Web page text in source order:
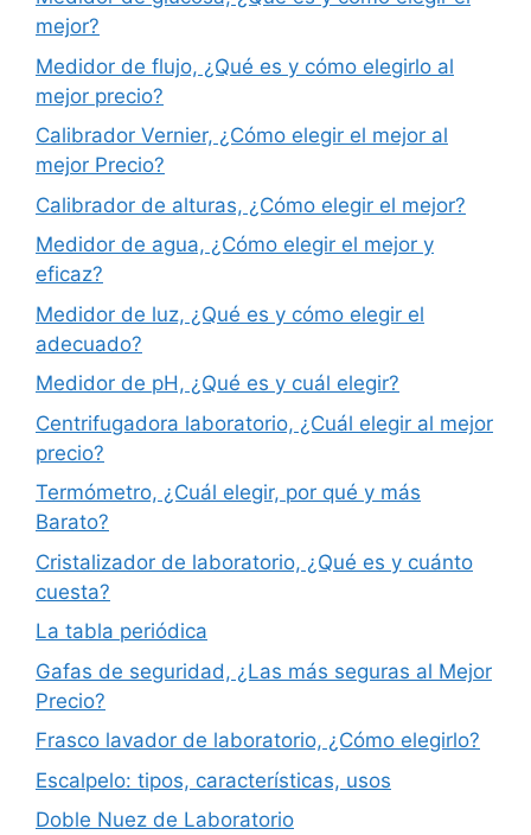
mejor?
Medidor de flujo, ¿Qué es y cómo elegirlo al
mejor precio?
Calibrador Vernier, ¿Cómo elegir el mejor al
mejor Precio?
Calibrador de alturas, ¿Cómo elegir el mejor?
Medidor de agua, ¿Cómo elegir el mejor y
eficaz?
Medidor de luz, ¿Qué es y cómo elegir el
adecuado?
Medidor de pH, ¿Qué es y cuál elegir?
Centrifugadora laboratorio, ¿Cuál elegir al mejor
precio?
Termómetro, ¿Cuál elegir, por qué y más
Barato?
Cristalizador de laboratorio, ¿Qué es y cuánto
cuesta?
La tabla periódica
Gafas de seguridad, ¿Las más seguras al Mejor
Precio?
Frasco lavador de laboratorio, ¿Cómo elegirlo?
Escalpelo: tipos, características, usos
Doble Nuez de Laboratorio